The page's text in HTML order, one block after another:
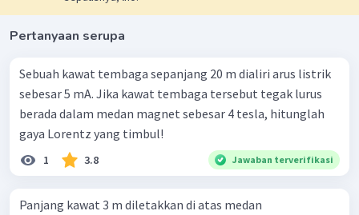
Pertanyaan serupa
Sebuah kawat tembaga sepanjang 20 m dialiri arus listrik
sebesar 5 mA. Jika kawat tembaga tersebut tegak lurus
berada dalam medan magnet sebesar 4 tesla, hitunglah
gaya Lorentz yang timbul!
1 3.8 Jawaban terverifikasi
Panjang kawat 3 m diletakkan di atas medan